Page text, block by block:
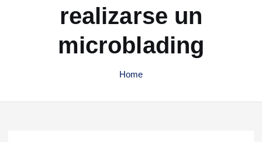
realizarse un
microblading
Home